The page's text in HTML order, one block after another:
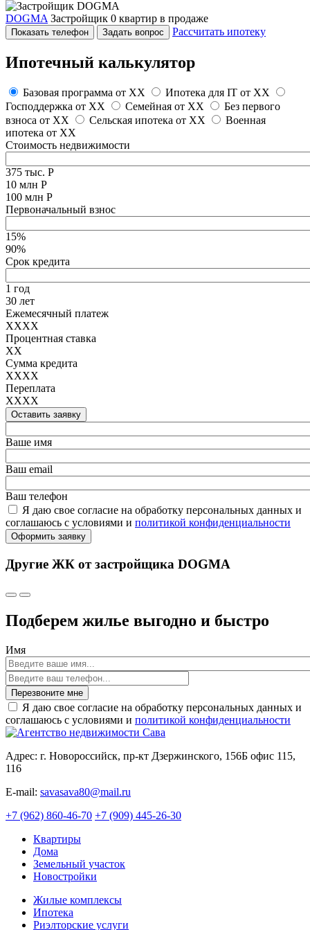
DOGMA Застройщик 0 квартир в продаже
Показать телефон Задать вопрос Рассчитать ипотеку
Ипотечный калькулятор
Базовая программа от XX Ипотека для IT от XX
Господдержка от XX Семейная от XX
Без первого
взноса от XX Сельская ипотека от XX
Военная
ипотека от XX
Стоимость недвижимости
375 тыс. Р
10 млн Р
100 млн Р
Первоначальный взнос
15%
90%
Срок кредита
1 год
30 лет
Ежемесячный платеж
XXXX
Процентная ставка
XX
Сумма кредита
XXXX
Переплата
XXXX
Оставить заявку
Ваше имя
Ваш email
Ваш телефон
Я даю свое согласие на обработку персональных данных и
соглашаюсь с условиями и политикой конфиденциальности
Оформить заявку
Другие ЖК от застройщика DOGMA
Подберем жилье выгодно и быстро
Имя
Перезвоните мне
Я даю свое согласие на обработку персональных данных и
соглашаюсь с условиями и политикой конфиденциальности
Адрес: г. Новороссийск, пр-кт Дзержинского, 156Б офис 115,
116
E-mail: savasava80@mail.ru
+7 (962) 860-46-70 +7 (909) 445-26-30
Квартиры
Дома
Земельный участок
Новостройки
Жилые комплексы
Ипотека
Риэлторские услуги